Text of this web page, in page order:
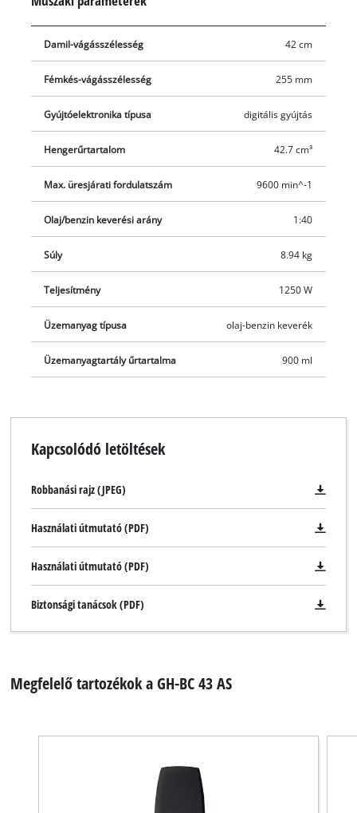
készülék a szakszerű kaszáláshoz választhatóan felszerelhető
3 fogú késsel vagy dupla, léptető automatikájú
damiltekerccsel, amely a szállítási csomag része. A GH-BC 43
igénybevételt. A Quick-Start rendszer könnyen hozzáférhető
primer és automatikus szivató lehetővé teszi a gyors és
könnyű indítást A munkabiztonságot garantálja a centrifugális
kapcsoló, amely üresmenetben leválasztja a vágószerszámot.
A komfort-pánt biztosítja a kényelmes munkavégzést. Egyszerű
szállítást és a helytakarékos tárolást tesz lehetővé a kasza a
két részre bontható.
Damil-vágásszélesség 42 cm
Fémkés-vágásszélesség 255 mm
Gyújtóelektronika típusa digitális gyújtás
Hengerűrtartalom 42.7 cm³
Max. üresjárati fordulatszám 9600 min^-1
Olaj/benzin keverési arány 1:40
Súly 8.94 kg
Teljesítmény 1250 W
Üzemanyag típusa olaj-benzin keverék
Üzemanyagtartály űrtartalma 900 ml
Kapcsolódó letöltések
Robbanási rajz (JPEG)
Használati útmutató (PDF)
Használati útmutató (PDF)
Biztonsági tanácsok (PDF)
Megfelelő tartozékok a GH-BC 43 AS